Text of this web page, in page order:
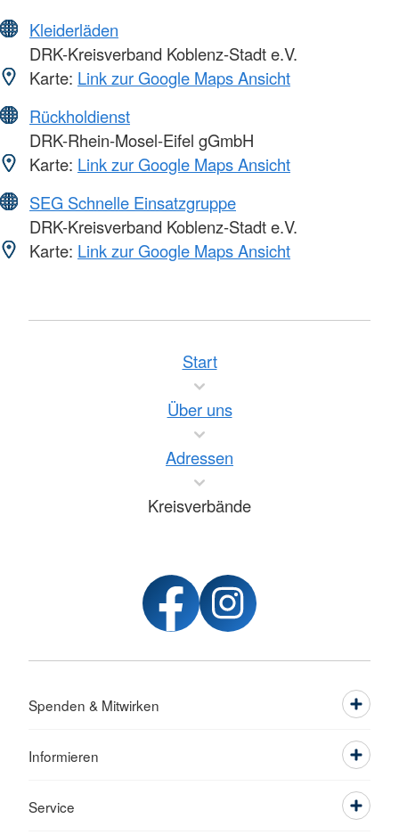
Kleiderläden
DRK-Kreisverband Koblenz-Stadt e.V.
Karte: Link zur Google Maps Ansicht
Rückholdienst
DRK-Rhein-Mosel-Eifel gGmbH
Karte: Link zur Google Maps Ansicht
SEG Schnelle Einsatzgruppe
DRK-Kreisverband Koblenz-Stadt e.V.
Karte: Link zur Google Maps Ansicht
Start
Über uns
Adressen
Kreisverbände
Spenden & Mitwirken
Informieren
Service